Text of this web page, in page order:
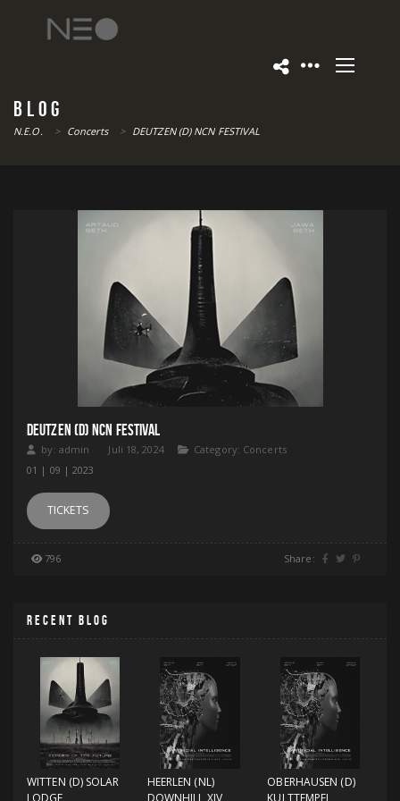
BLOG
N.E.O. > Concerts > DEUTZEN (D) NCN FESTIVAL
DEUTZEN (D) NCN FESTIVAL
by: admin Juli 18, 2024 Category: Concerts
01 | 09 | 2023
TICKETS
796 Share:
RECENT BLOG
WITTEN (D) SOLAR
LODGE
HEERLEN (NL)
DOWNHILL XIV
OBERHAUSEN (D)
KULTTEMPEL